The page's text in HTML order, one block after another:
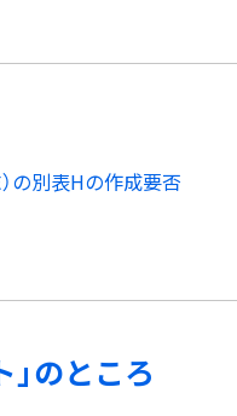
の別表Hの作成要否
のところ